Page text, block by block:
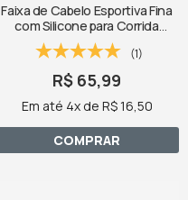
Faixa de Cabelo Esportiva Fina
com Silicone para Corrida
SPORTBR - Cinzas
(1)
R$ 65,99
Em até 4x de R$ 16,50
COMPRAR